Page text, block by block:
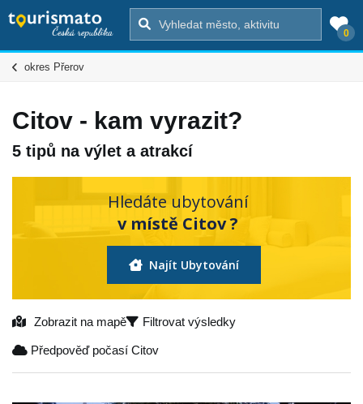
0
okres Přerov
Citov - kam vyrazit?
5 tipů na výlet a atrakcí
Hledáte ubytování
v místě Citov ?
Najít Ubytování
Zobrazit na mapě Filtrovat výsledky
Předpověď počasí Citov